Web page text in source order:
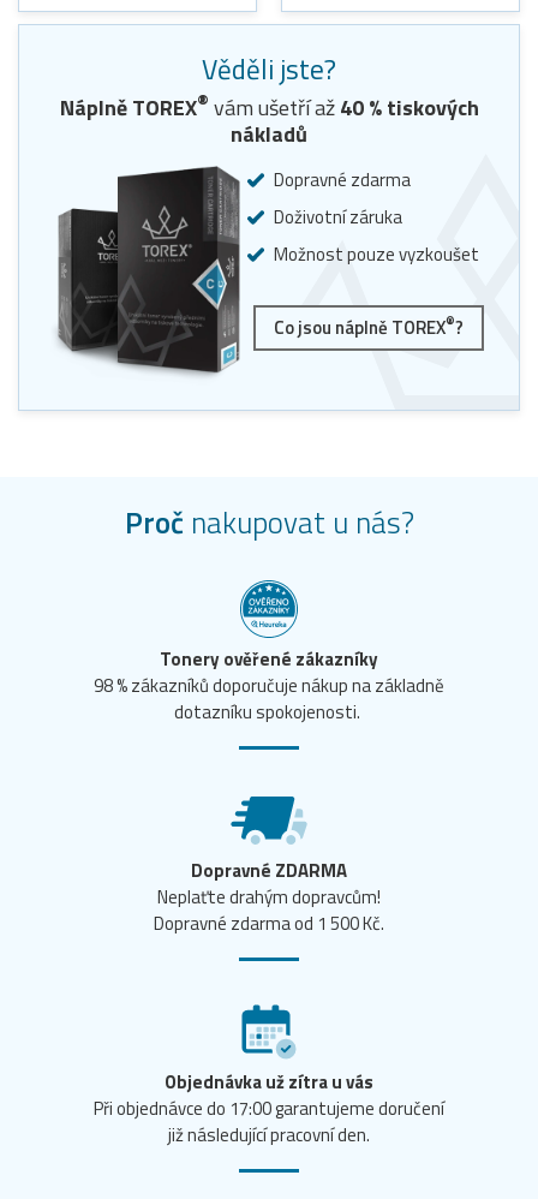
Věděli jste?
Náplně TOREX® vám ušetří až40% tiskových
nákladů
Dopravné zdarma
Doživotní záruka
Možnost pouze vyzkoušet
Co jsou náplně TOREX®?
Proč nakupovat u nás?
Tonery ověřené zákazníky
98 % zákazníků doporučuje nákup na základně
dotazníku spokojenosti.
Dopravné ZDARMA
Neplaťte drahým dopravcům!
Dopravné zdarma od 1 500 Kč.
Objednávka už zítra u vás
Při objednávce do 17:00 garantujeme doručení
již následující pracovní den.